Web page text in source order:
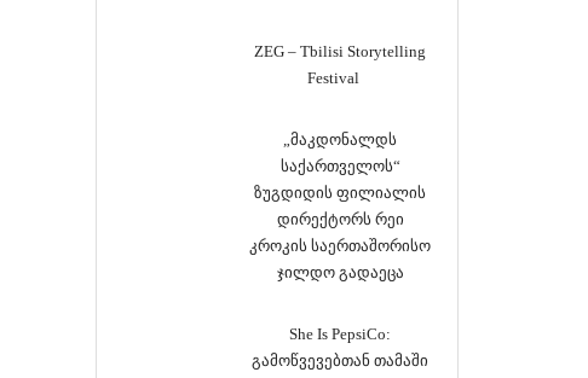
ZEG – Tbilisi Storytelling
Festival
„მაკდონალდს
საქართველოს“
ზუგდიდის ფილიალის
დირექტორს რეი
კროკის საერთაშორისო
ჯილდო გადაეცა
She Is PepsiCo:
გამოწვევებთან თამაში